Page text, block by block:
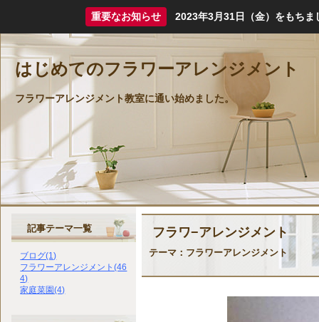
重要なお知らせ 2023年3月31日（金）をもちま
はじめてのフラワーアレンジメント
フラワーアレンジメント教室に通い始めました。
フラワ−アレンジメント
テーマ： フラワーアレンジメント
記事テーマ一覧
ブログ(1)
フラワーアレンジメント(46
4)
家庭菜園(4)